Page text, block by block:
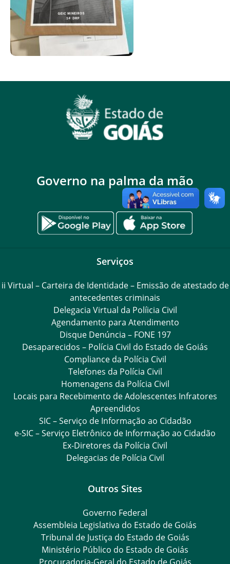
Governo na palma da mão
Serviços
ii Virtual – Carteira de Identidade – Emissão de atestado de
antecedentes criminais
Delegacia Virtual da Políicia Civil
Agendamento para Atendimento
Disque Denúncia – FONE 197
Desaparecidos – Polícia Civil do Estado de Goiás
Compliance da Polícia Civil
Telefones da Polícia Civil
Homenagens da Polícia Civil
Locais para Recebimento de Adolescentes Infratores
Apreendidos
SIC – Serviço de Informação ao Cidadão
e-SIC – Serviço Eletrônico de Informação ao Cidadão
Ex-Diretores da Polícia Civil
Delegacias de Polícia Civil
Outros Sites
Governo Federal
Assembleia Legislativa do Estado de Goiás
Tribunal de Justiça do Estado de Goiás
Ministério Público do Estado de Goiás